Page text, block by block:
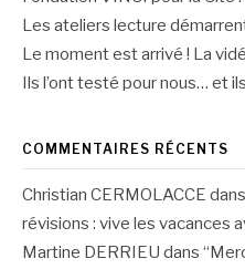
Les ateliers lecture
Le moment est arrivé ! La
Ils l’ont testé pour nous… et
COMMENTAIRES RÉCENTS
Christian CERMOLACCE dans
révisions : vive les vacances
Martine DERRIEU dans